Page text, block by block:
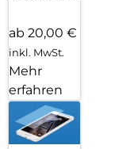
ab 20,00 €
inkl. MwSt.
Mehr
erfahren